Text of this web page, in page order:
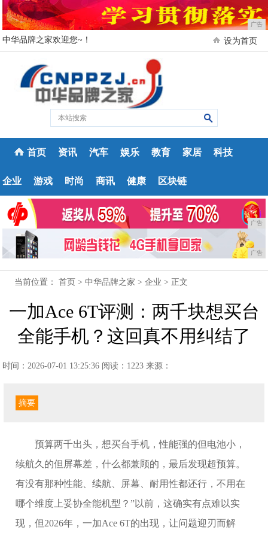
广告
中华品牌之家欢迎您~！ 设为首页
首页 资讯 汽车 娱乐 教育 家居 科技
企业 游戏 时尚 商讯 健康 区块链
广告
广告
当前位置：首页 >中华品牌之家 >企业 > 正文
一加Ace 6T评测：两千块想买台
全能手机？这回真不用纠结了
时间：2026-07-01 13:25:36 阅读：1223 来源：
摘要
预算两千出头，想买台手机，性能强的但电池小，
续航久的但屏幕差，什么都兼顾的，最后发现超预算。
有没有那种性能、续航、屏幕、耐用性都还行，不用在
哪个维度上妥协全能机型？”以前，这确实有点难以实
现，但2026年，一加Ace 6T的出现，让问题迎刃而解